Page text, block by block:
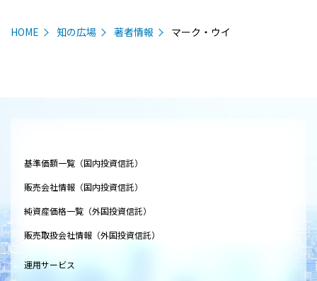
HOME 知の広場 著者情報 マーク・ウイ
基準価額一覧（国内投資信託）
販売会社情報（国内投資信託）
純資産価格一覧（外国投資信託）
販売取扱会社情報（外国投資信託）
運用サービス